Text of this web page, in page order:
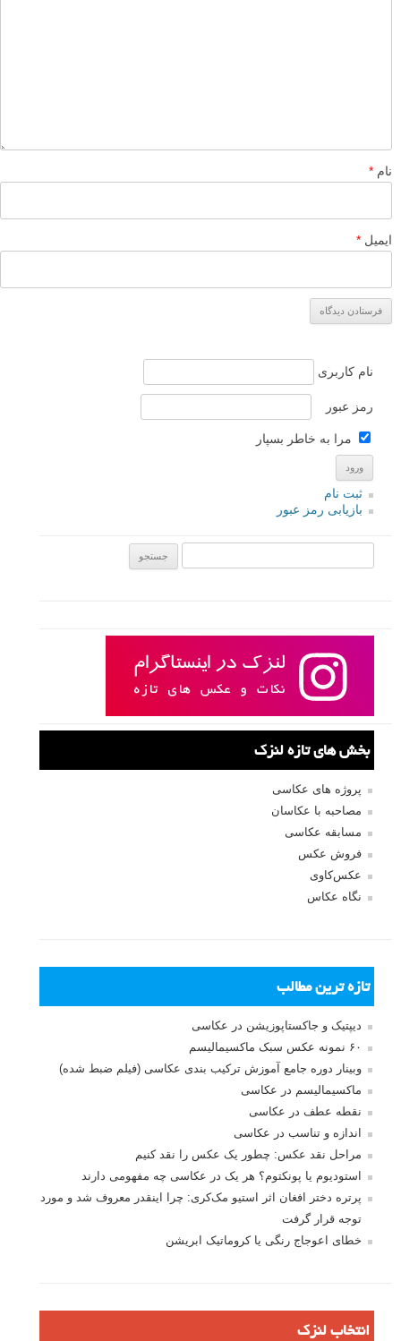
نام *
ایمیل *
نام کاربری
رمز عبور
مرا به خاطر بسپار
ثبت نام
بازیابی رمز عبور
بخش های تازه لنزک
پروژه های عکاسی
مصاحبه با عکاسان
مسابقه عکاسی
فروش عکس
عکس‌کاوی
نگاه عکاس
تازه ترین مطالب
دیپتیک و جاکستا‌پوزیشن در عکاسی
۶۰ نمونه عکس سبک ماکسیمالیسم
وبینار دوره جامع آموزش ترکیب بندی عکاسی (فیلم ضبط شده)
ماکسیمالیسم در عکاسی
نقطه عطف در عکاسی
اندازه و تناسب در عکاسی
مراحل نقد عکس: چطور یک عکس را نقد کنیم
استودیوم یا پونکتوم؟ هر یک در عکاسی چه مفهومی دارند
پرتره دختر افغان اثر استیو مک‌کری: چرا اینقدر معروف شد و مورد
توجه قرار گرفت
خطای اعوجاج رنگی یا کروماتیک ابریشن
انتخاب لنزک